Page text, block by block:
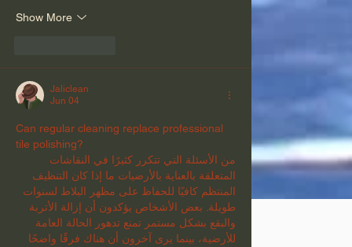
Show More
Jaliclean
Jun 04
Can regular cleaning replace professional
tile polishing?
من الأسئلة التي تتكرر كثيرًا في النقاشات
المتعلقة بالعناية بالأرضيات ما إذا كان التنظيف
المنتظم كافيًا للحفاظ على مظهر البلاط لسنوات
طويلة. بعض الأشخاص يؤكدون أن إزالة الأتربة
والبقع بشكل مستمر تمنع تدهور الحالة العامة
للأرضية، بينما يرى آخرون أن هناك فرقًا واضحًا